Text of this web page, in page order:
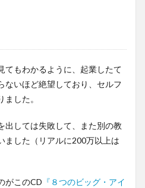
てもわかるように、起業したて
ないほど絶望しており、セルフ
した。
出しては失敗して、また別の教
ました（リアルに200万以上は
がこのCD 『８つのビッグ・アイ